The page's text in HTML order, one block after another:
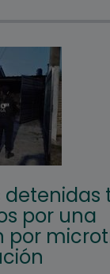
detenidas
por una
por